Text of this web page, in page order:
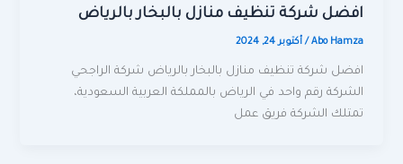
افضل شركة تنظيف منازل بالبخار بالرياض
Abo Hamza
/أكتوبر 24, 2024
افضل شركة تنظيف منازل بالبخار بالرياض شركة الراجحي
الشركة رقم واحد في الرياض بالمملكة العربية السعودية،
تمتلك الشركة فريق عمل